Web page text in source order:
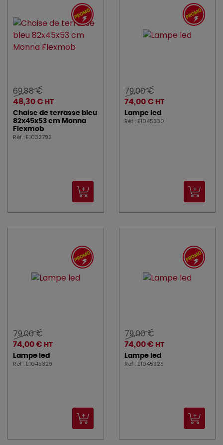
69,88 €
48,30 € HT
Chaise de terrasse bleu
82x45x53 cm Monna
Flexmob
Réf : E1032792
79,00 €
74,00 € HT
Lampe led
Réf : E1045330
79,00 €
74,00 € HT
Lampe led
Réf : E1045329
79,00 €
74,00 € HT
Lampe led
Réf : E1045328